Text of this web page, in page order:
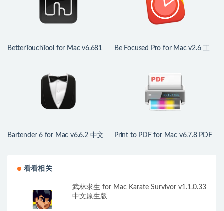
BetterTouchTool for Mac v6.681
Be Focused Pro for Mac v2.6 工
Bartender 6 for Mac v6.6.2 中文
Print to PDF for Mac v6.7.8 PDF
看看相关
武林求生 for Mac Karate Survivor v1.1.0.33
中文原生版